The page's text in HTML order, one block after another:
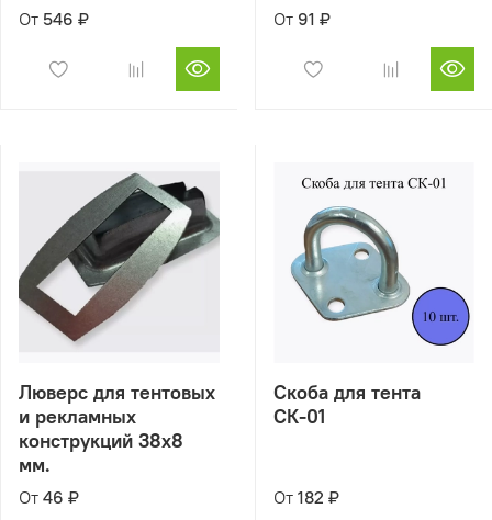
От 546 ₽ От 91 ₽
Люверс для тентовых
и рекламных
конструкций 38х8
мм.
От 46 ₽
Скоба для тента
СК-01
От 182 ₽